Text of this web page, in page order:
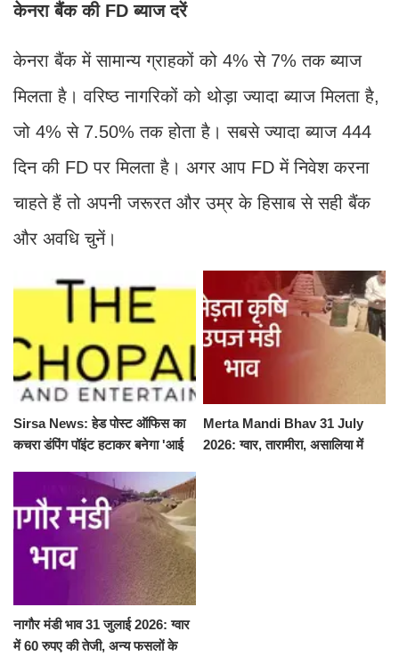
केनरा बैंक की FD ब्याज दरें
केनरा बैंक में सामान्य ग्राहकों को 4% से 7% तक ब्याज
मिलता है। वरिष्ठ नागरिकों को थोड़ा ज्यादा ब्याज मिलता है,
जो 4% से 7.50% तक होता है। सबसे ज्यादा ब्याज 444
दिन की FD पर मिलता है। अगर आप FD में निवेश करना
चाहते हैं तो अपनी जरूरत और उम्र के हिसाब से सही बैंक
और अवधि चुनें।
Sirsa News: हेड पोस्ट ऑफिस का
कचरा डंपिंग पॉइंट हटाकर बनेगा 'आई
Merta Mandi Bhav 31 July
2026: ग्वार, तारामीरा, असालिया में
नागौर मंडी भाव 31 जुलाई 2026: ग्वार
में 60 रुपए की तेजी, अन्य फसलों के